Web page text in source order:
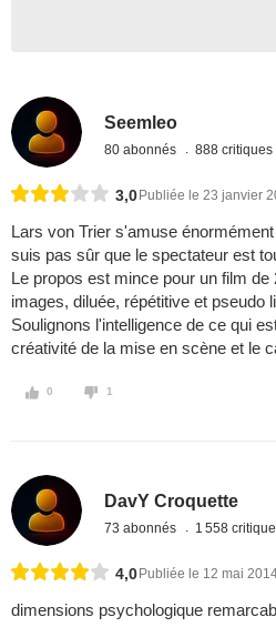
Seemleo
80 abonnés 888 critiques
3,0 Publiée le 23 janvier
Lars von Trier s'amuse
suis pas sûr que le spectateur est
Le propos est mince pour un film
images, diluée, répétitive et pseudo
Soulignons l'intelligence de ce qui
créativité de la mise en scène et le
0 1
DavY Croquette
73 abonnés 1 558
4,0 Publiée le 12 mai
dimensions psychologique